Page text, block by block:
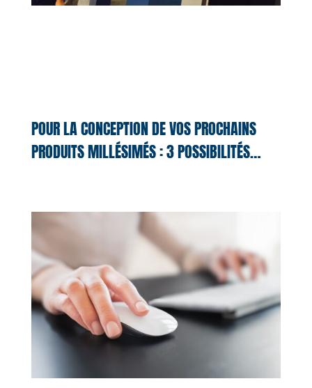
POUR LA CONCEPTION DE VOS PROCHAINS
PRODUITS MILLÉSIMÉS : 3 POSSIBILITÉS…